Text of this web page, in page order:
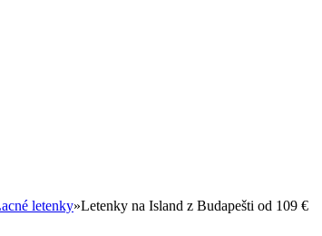
letenky»Letenky na Island z Budapešti od 109 €